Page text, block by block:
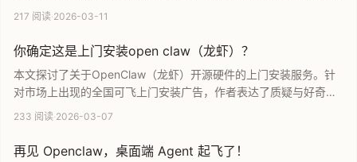
实时通信接口，允许开发者将GPT、Claude等大模型伪装成官方机
禁风险。
217 阅读·2026-03-11
你确定这是上门安装open claw（龙虾）？
本文探讨了关于OpenClaw（龙虾）开源硬件的上门安装服务。针
对市场上出现的全国可飞上门安装广告，作者表达了质疑与好奇。
文章分析了这种服务的真实性及其潜在的学习价值，旨在为关注3D
防范风险并获取真实技术经验。
233 阅读·2026-03-07
再见 Openclaw，桌面端 Agent 起飞了！